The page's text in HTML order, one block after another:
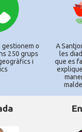
gestionem o
250 grups
i
A
les
que es